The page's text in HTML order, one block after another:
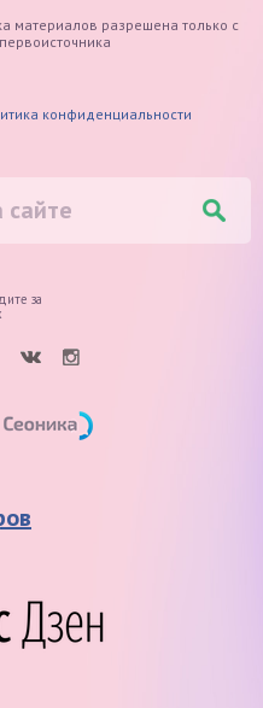
материалов разрешена только с
конфиденциальности
за